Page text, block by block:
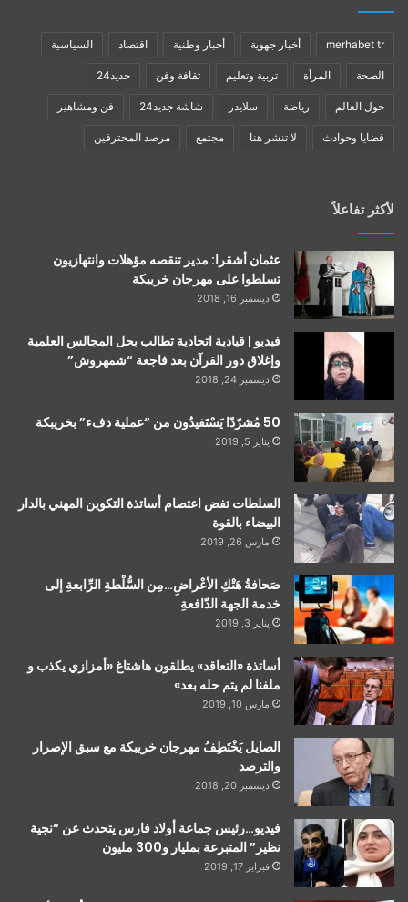
merhabet tr أخبار جهوية أخبار وطنية اقتصاد السياسية
الصحة المرأة تربية وتعليم ثقافة وفن جديد24
حول العالم رياضة سلايدر شاشة جديد24 فن ومشاهير
قضايا وحوادث لا تنشر هنا مجتمع مرصد المحترفين
لأكثر تفاعلاً
عثمان أشقرا: مدير تنقصه مؤهلات وانتهازيون
تسلطوا على مهرجان خريبكة
ديسمبر 16, 2018
فيديو | قيادية اتحادية تطالب بحل المجالس العلمية
وإغلاق دور القرآن بعد فاجعة “شمهروش”
ديسمبر 24, 2018
50 مُشرّدًا يَسْتَفيدُون من “عملية دفء” بخريبكة
يناير 5, 2019
السلطات تفض اعتصام أساتذة التكوين المهني بالدار
البيضاء بالقوة
مارس 26, 2019
صَحافةُ هَتْكِ الأعْراضِ…مِن السُّلْطةِ الرِّابعةِ إلى
خدمة الجهة الدّافعةِ
يناير 3, 2019
أساتذة «التعاقد» يطلقون هاشتاغ «أمزازي يكذب و
ملفنا لم يتم حله بعد»
مارس 10, 2019
الصايل يَخْتَطِفُ مهرجان خريبكة مع سبق الإصرار
والترصد
ديسمبر 20, 2018
فيديو…رئيس جماعة أولاد فارس يتحدث عن “نجية
نظير” المتبرعة بمليار و300 مليون
فبراير 17, 2019